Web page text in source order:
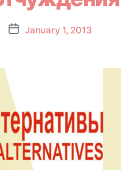
January 1, 2013